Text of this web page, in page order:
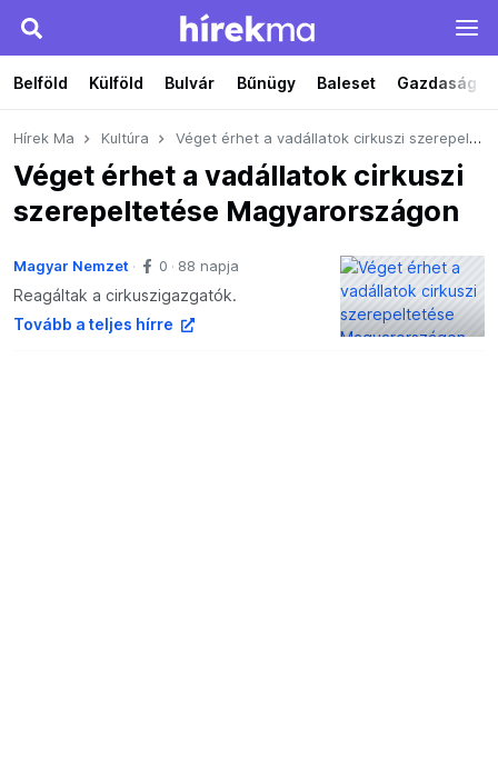
Belföld Külföld Bulvár Bűnügy Baleset Gazdaság
Hírek Ma Kultúra Véget érhet a vadállatok cirkuszi szerepeltetése Magyarországon
Véget érhet a vadállatok cirkuszi
szerepeltetése Magyarországon
Magyar Nemzet 0 88 napja
Reagáltak a cirkuszigazgatók.
Tovább a teljes hírre